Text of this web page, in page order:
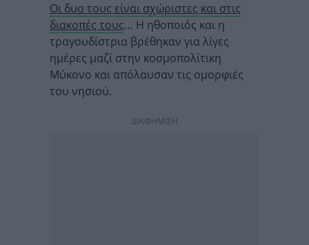
Οι δυο τους είναι αχώριστες και στις
διακοπές τους… Η ηθοποιός και η
τραγουδίστρια βρέθηκαν για λίγες
ημέρες μαζί στην κοσμοπολίτικη
Μύκονο και απόλαυσαν τις ομορφιές
του νησιού.
ΔΙΑΦΗΜΙΣΗ